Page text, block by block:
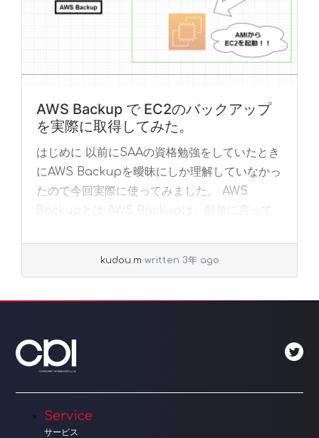
AWS Backup で EC2のバックアップ
を実際に取得してみた。
はじめに 以前にSAAの資格勉強をしていたとき
にAWS Backupを曖昧にしか理解していなかっ
たので今回実際に使ってみました。 AWS
Backupとは AWS Backupは、簡単に言って
kudou.m written 3年 ago
Service
サービス